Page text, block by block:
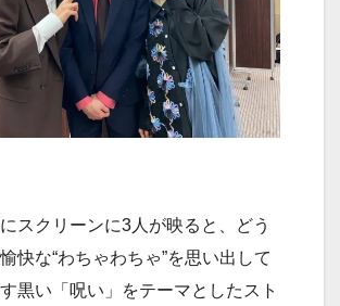
スクリーンに3人が映ると、どう
快な“わちゃわちゃ”を思い出して
黒い「呪い」をテーマとしたスト